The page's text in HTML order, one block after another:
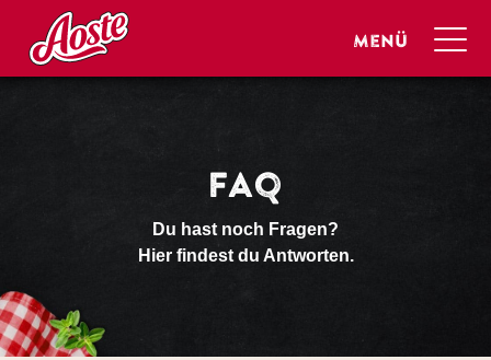
FAQ
Du hast noch Fragen?
Hier findest du Antworten.